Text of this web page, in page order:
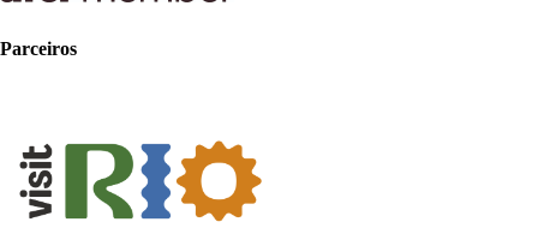
Parceiros